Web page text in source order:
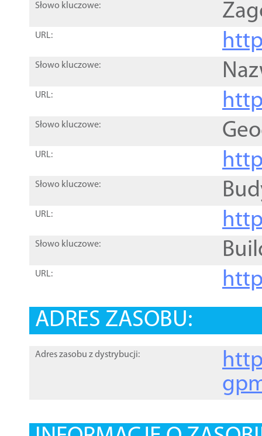
Słowo kluczowe:
URL:
Słowo kluczowe:
URL:
Słowo kluczowe:
URL:
Słowo kluczowe:
URL:
Słowo kluczowe:
URL:
ADRES ZASOBU:
Adres zasobu z dystrybucji: